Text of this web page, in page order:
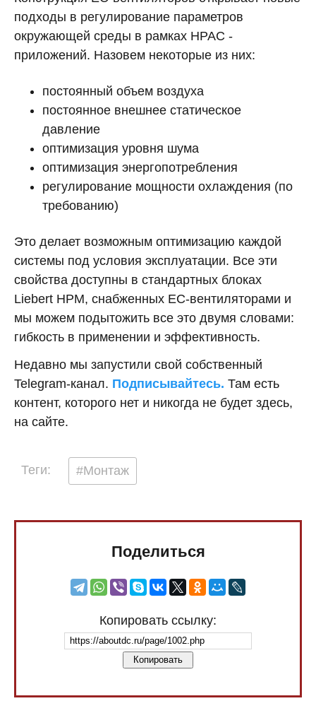
подходы в регулирование параметров
окружающей среды в рамках НРАС -
приложений. Назовем некоторые из них:
постоянный объем воздуха
постоянное внешнее статическое
давление
оптимизация уровня шума
оптимизация энергопотребления
регулирование мощности охлаждения (по
требованию)
Это делает возможным оптимизацию каждой
системы под условия эксплуатации. Все эти
свойства доступны в стандартных блоках
Liebert HPM, снабженных ЕС-вентиляторами и
мы можем подытожить все это двумя словами:
гибкость в применении и эффективность.
Недавно мы запустили свой собственный
Telegram-канал. Подписывайтесь. Там есть
контент, которого нет и никогда не будет здесь,
на сайте.
Теги: #Монтаж
Поделиться
Копировать ссылку:
Копировать